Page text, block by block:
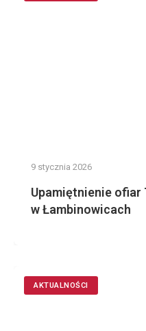
9 stycznia 2026
Upamiętnienie ofiar
w Łambinowicach
AKTUALNOŚCI